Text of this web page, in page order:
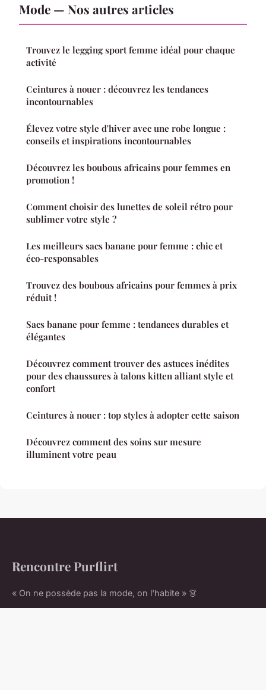
Mode — Nos autres articles
Trouvez le legging sport femme idéal pour chaque
activité
Ceintures à nouer : découvrez les tendances
incontournables
Élevez votre style d'hiver avec une robe longue :
conseils et inspirations incontournables
Découvrez les boubous africains pour femmes en
promotion !
Comment choisir des lunettes de soleil rétro pour
sublimer votre style ?
Les meilleurs sacs banane pour femme : chic et
éco-responsables
Trouvez des boubous africains pour femmes à prix
réduit !
Sacs banane pour femme : tendances durables et
élégantes
Découvrez comment trouver des astuces inédites
pour des chaussures à talons kitten alliant style et
confort
Ceintures à nouer : top styles à adopter cette saison
Découvrez comment des soins sur mesure
illuminent votre peau
Rencontre Purflirt
« On ne possède pas la mode, on l'habite » 👗